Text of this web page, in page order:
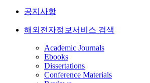
공지사항
해외전자정보서비스 검색
Academic Journals
Ebooks
Dissertations
Conference Materials